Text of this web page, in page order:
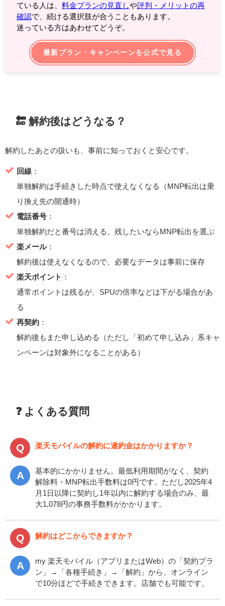
ている人は、 料金プランの見直し や評判・メリットの再
確認で、続ける選択肢が合うこともあります。
迷っている方はあわせてどうぞ。
最新プラン・キャンペーンを公式で見る
🔚 解約後はどうなる？
解約したあとの扱いも、事前に知っておくと安心です。
回線：
単独解約は手続きした時点で使えなくなる（MNP転出は乗
り換え先の開通時）
電話番号：
単独解約だと番号は消える。残したいならMNP転出を選ぶ
楽メール：
解約後は使えなくなるので、必要なデータは事前に保存
楽天ポイント ：
通常ポイントは残るが、SPUの倍率などは下がる場合があ
る
再契約：
解約後もまた申し込める（ただし「初めて申し込み」系キャ
ンペーンは対象外になることがある）
❓ よくある質問
楽天モバイルの解約に違約金はかかりますか？
基本的にかかりません。最低利用期間がなく、契約
解除料・MNP転出手数料は0円です。ただし2025年4
月1日以降に契約し1年以内に解約する場合のみ、最
大1,078円の事務手数料がかかります。
解約はどこからできますか？
my 楽天モバイル（アプリまたはWeb）の「契約プラ
ン」→「各種手続き」→「解約」から、オンライン
で10分ほどで手続きできます。店舗でも可能です。